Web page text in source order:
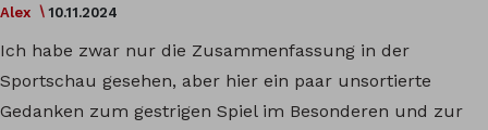
Alex 10.11.2024
Ich habe zwar nur die Zusammenfassung in der
Sportschau gesehen, aber hier ein paar unsortierte
Gedanken zum gestrigen Spiel im Besonderen und zur